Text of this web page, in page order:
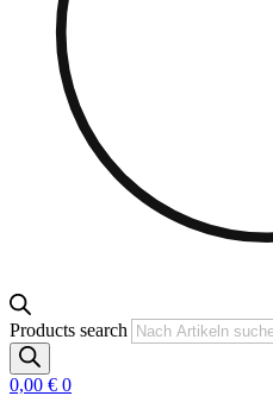
Products search
0,00 € 0